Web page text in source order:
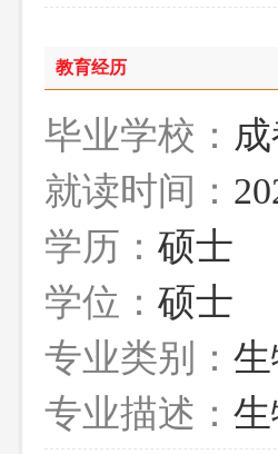
教育经历
毕业学校：
就读时间：
学历： 硕士
学位： 硕士
专业类别：
专业描述：